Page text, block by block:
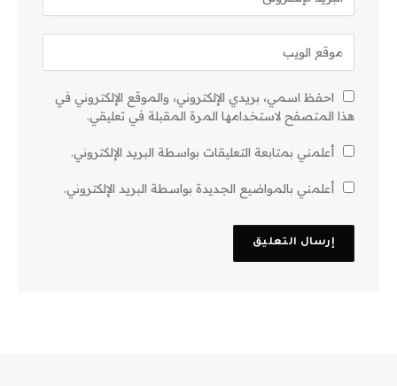
احفظ اسمي، بريدي الإلكتروني، والموقع الإلكتروني في
هذا المتصفح لاستخدامها المرة المقبلة في تعليقي.
أعلمني بمتابعة التعليقات بواسطة البريد الإلكتروني.
أعلمني بالمواضيع الجديدة بواسطة البريد الإلكتروني.